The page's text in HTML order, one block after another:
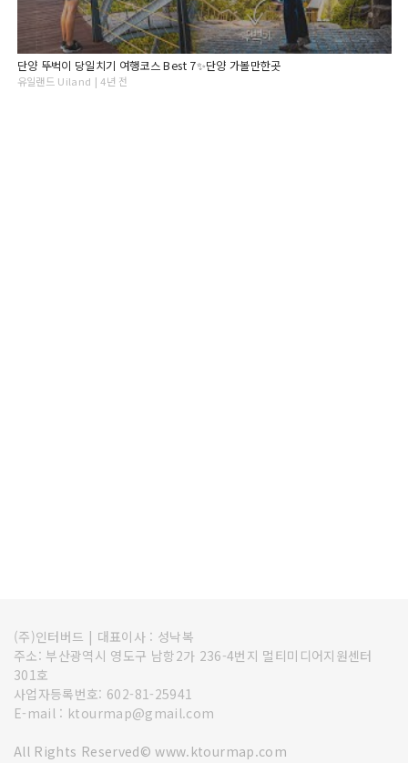
단양 뚜벅이 당일치기 여행코스 Best 7✨단양 가볼만한곳
유일랜드 Uiland | 4년 전
(주)인터버드 | 대표이사 : 성낙복
주소: 부산광역시 영도구 남항2가 236-4번지 멀티미디어지원센터
301호
사업자등록번호: 602-81-25941
E-mail : ktourmap@gmail.com
All Rights Reserved© www.ktourmap.com